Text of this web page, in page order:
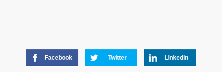
Facebook Twitter Linkedin